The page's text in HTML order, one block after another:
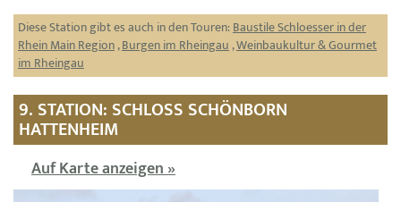
Diese Station gibt es auch in den Touren:Baustile Schloesser in der
Rhein Main Region,Burgen im Rheingau,Weinbaukultur & Gourmet
im Rheingau
9. STATION: SCHLOSS SCHÖNBORN
HATTENHEIM
Auf Karte anzeigen »